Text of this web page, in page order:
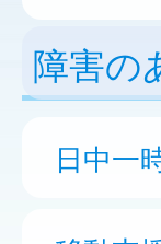
障害の
日中一